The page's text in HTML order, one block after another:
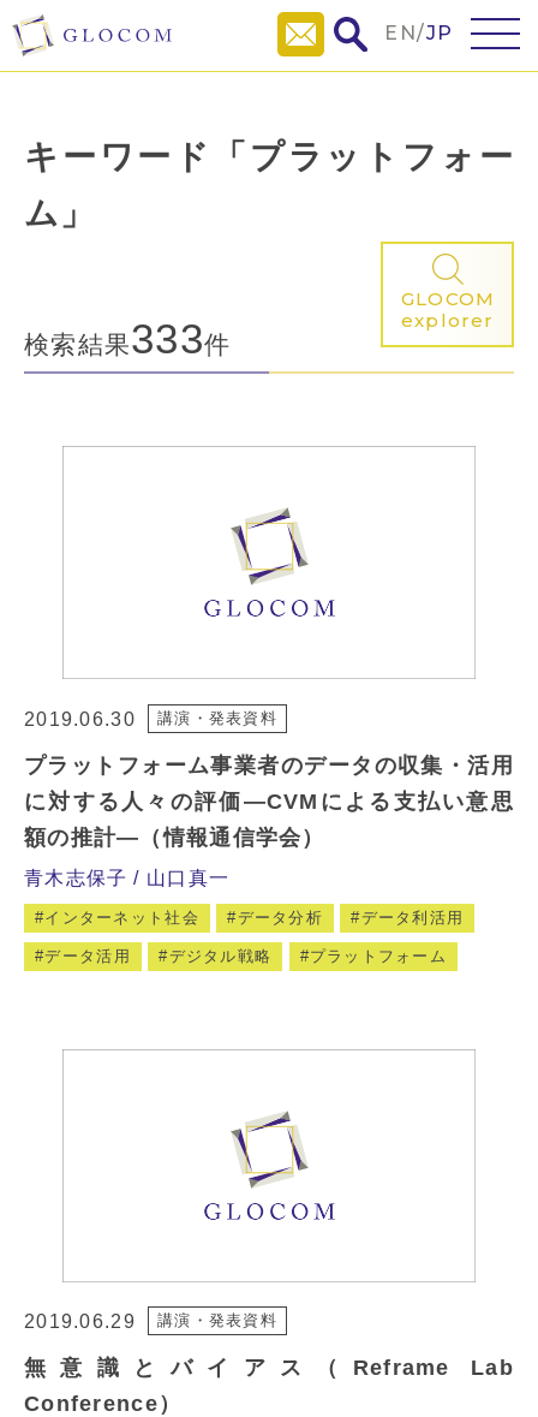
EN/JP
キーワード「プラットフォー
ム」
GLOCOM
explorer
検索結果333件
2019.06.30 講演・発表資料
プラットフォーム事業者のデータの収集・活用
に対する人々の評価―CVMによる支払い意思
額の推計―（情報通信学会）
青木志保子 山口真一
インターネット社会 データ分析 データ利活用
データ活用 デジタル戦略 プラットフォーム
2019.06.29 講演・発表資料
無意識とバイアス（Reframe Lab
Conference）